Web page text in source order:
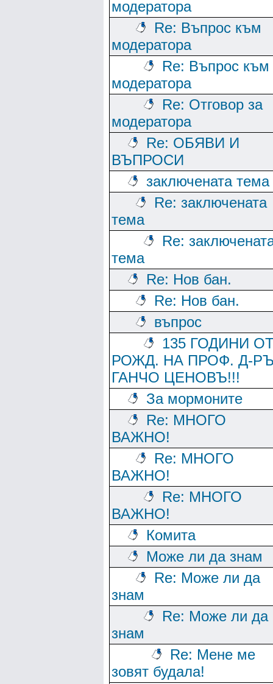
модератора
Re: Въпрос към
модератора
Re: Въпрос към
модератора
Re: Отговор за
модератора
Re: ОБЯВИ И
ВЪПРОСИ
заключената тема
Re: заключената
тема
Re:
тема
Re: Нов бан.
Re: Нов бан.
въпрос
135 ГОДИНИ
РОЖД. НА ПРОФ. Д-
ГАНЧО ЦЕНОВЪ!!!
За мормоните
Re: МНОГО
ВАЖНО!
Re: МНОГО
ВАЖНО!
Re: МНОГО
ВАЖНО!
Комита
Може ли да знам
Re: Може ли да
знам
Re: Може ли да
знам
Re: Мене ме
зовят будала!